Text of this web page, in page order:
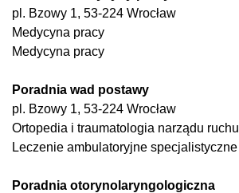
pl. Bzowy 1, 53-224 Wrocław
Medycyna pracy
Medycyna pracy
Poradnia wad postawy
pl. Bzowy 1, 53-224 Wrocław
Ortopedia i traumatologia narządu ruchu
Leczenie ambulatoryjne specjalistyczne
Poradnia otorynolaryngologiczna